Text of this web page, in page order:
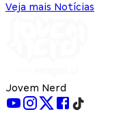
Veja mais Notícias
Jovem Nerd